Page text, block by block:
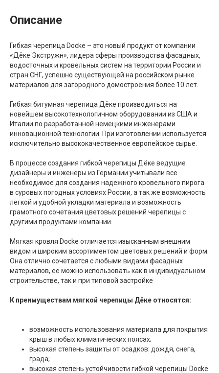
Описание
Гибкая черепица Docke – это новый продукт от компании
«Дёке Экстружн», лидера сферы производства фасадных,
водосточных и кровельных систем на территории России и
стран СНГ, успешно существующей на российском рынке
материалов для загородного домостроения более 10 лет.
Гибкая битумная черепица Дёке производиться на
новейшем высокотехнологичном оборудовании из США и
Италии по разработанной немецкими инженерами
инновационной технологии. При изготовлении используется
исключительно высококачественное европейское сырье.
В процессе создания гибкой черепицы Дёке ведущие
дизайнеры и инженеры из Германии учитывали все
необходимое для создания надежного кровельного пирога
в суровых погодных условиях России, а так же возможность
легкой и удобной укладки материала и возможность
грамотного сочетания цветовых решений черепицы с
другими продуктами компании.
Мягкая кровля Docke отличается изысканным внешним
видом и широким ассортиментом цветовых решений и форм.
Она отлично сочетается с любыми видами фасадных
материалов, ее можно использовать как в индивидуальном
строительстве, так и при типовой застройке
К преимуществам мягкой черепицы Дёке относятся:
возможность использования материала для покрытия
крыш в любых климатических поясах;
высокая степень защиты от осадков: дождя, снега,
града;
высокая степень устойчивости гибкой черепицы Docke